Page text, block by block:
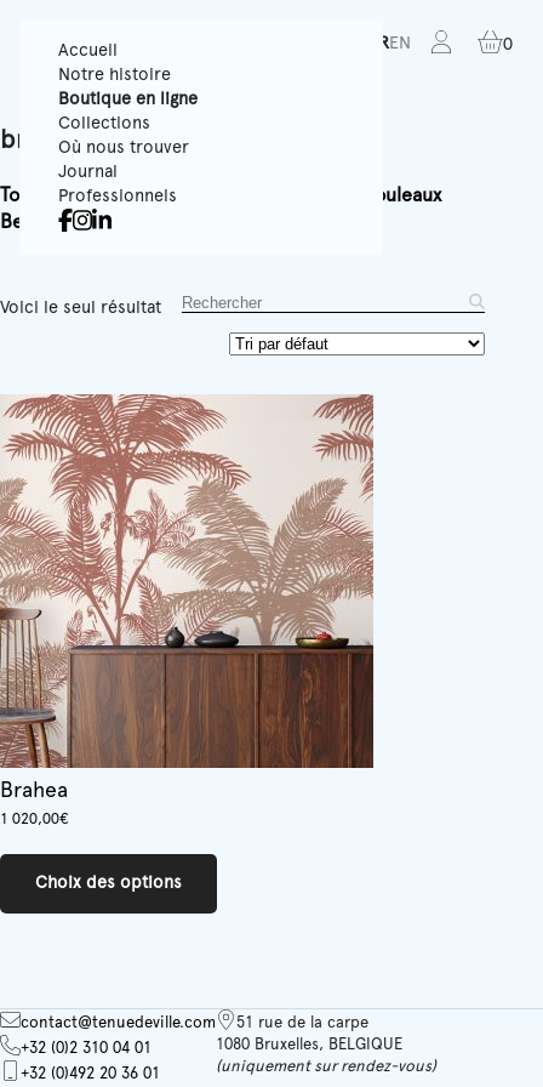
Accueil
Notre histoire
Boutique en ligne
Collections
Où nous trouver
Journal
Professionnels
FREN 0
brahea
Tous Papiers Peints Texturés
Rouleaux
Best-sellersAccessoires
Voici le seul résultat
Brahea
1 020,00€
Choix des options
peuvent
être
choisies
contact@tenuedeville.com
+32 (0)2 310 04 01
+32 (0)492 20 36 01
51 rue de la carpe
1080 Bruxelles, BELGIQUE
(uniquement sur rendez-vous)